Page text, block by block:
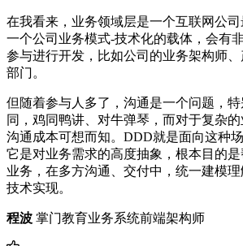
在我看来，业务领域层是一个互联网公
一个公司业务模式-技术化的载体，会有
参与进行开发，比如公司的业务架构师
部门。
但随着参与人多了，沟通是一个问题，
同，鸡同鸭讲、对牛弹琴，而对于复杂的
沟通成本可想而知。DDD就是面向这种
它是对业务需求的高度抽象，根本目的
业务，在多方沟通、交付中，统一建模
技术实现。
程波 掌门教育业务系统前端架构师